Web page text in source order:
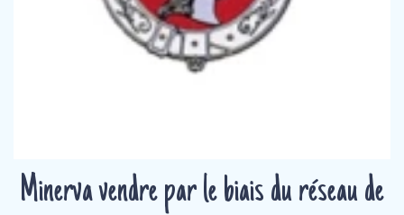
Minerva vendre par le biais du réseau de